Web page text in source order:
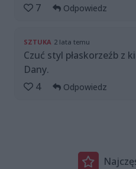
7
Odpowiedz
SZTUKA 2 lata temu
Czuć styl płaskorzeźb z
Dany.
4
Odpowiedz